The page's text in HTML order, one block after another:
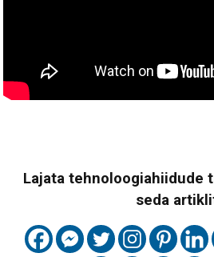
Lajata tehnoloogiahiidude
seda